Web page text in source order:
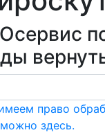
право
здесь.